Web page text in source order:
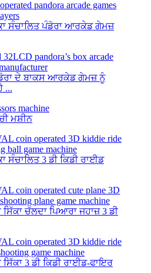
ਸੰਚਾਲਿਤ ਪੰਡੋਰਾ ਆਰਕੇਡ ਗੇਮਜ਼
ਦੇ ਬਾਕਸ ਆਰਕੇਡ ਗੇਮਜ਼ ਨੂੰ
...
ਮਸ਼ੀਨ
3 ਡੀ ਕਿਡੀ ਰਾਈਡ
ਸਿੱਕਾ ਚੱਲਦਾ ਪਿਆਰਾ ਜਹਾਜ਼ 3 ਡੀ
ਸਿੱਕਾ 3 ਡੀ ਕਿਡੀ ਰਾਈਡ-ਫਾਇਰ